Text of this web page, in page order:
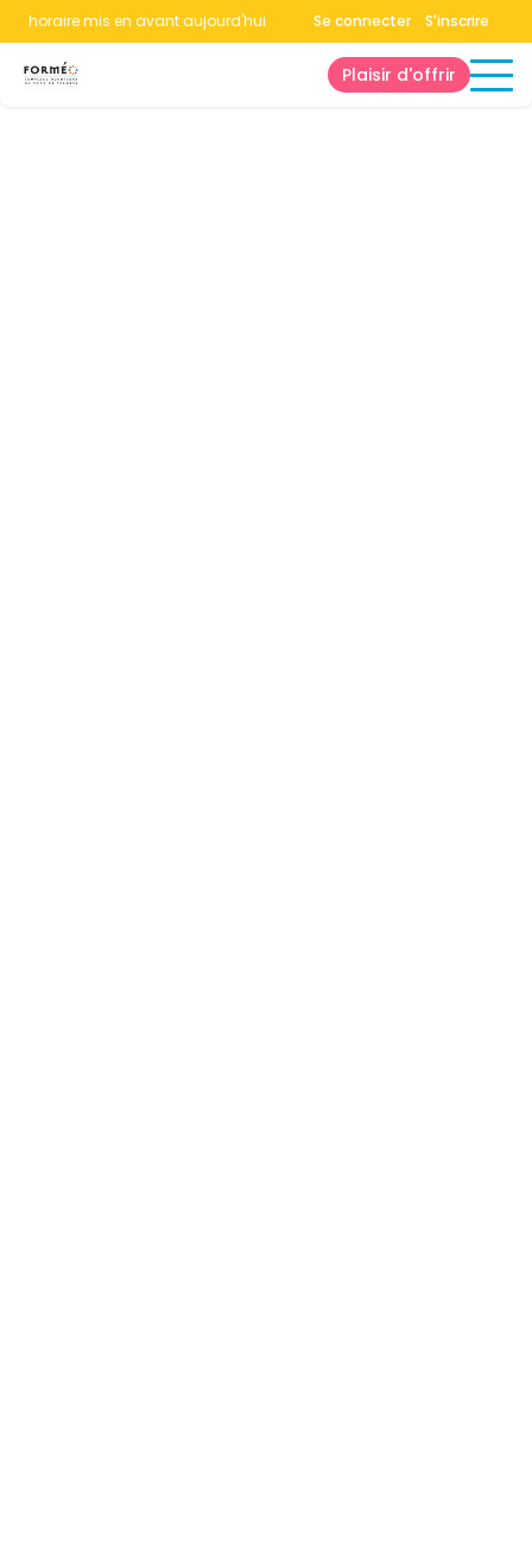
horaire mis en avant aujourd'hui.Consultez la page horaires.
Se connecter S'inscrire
Plaisir d'offrir